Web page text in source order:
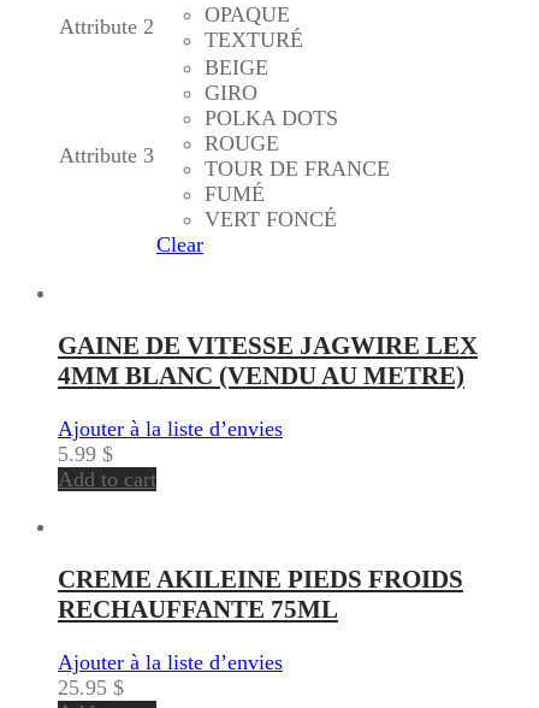
Attribute 2
OPAQUE
TEXTURÉ
Attribute 3
BEIGE
GIRO
POLKA DOTS
ROUGE
TOUR DE FRANCE
FUMÉ
VERT FONCÉ
Clear
GAINE DE VITESSE JAGWIRE LEX
4MM BLANC (VENDU AU METRE)
Ajouter à la liste d’envies
5.99 $
Add to cart
CREME AKILEINE PIEDS FROIDS
RECHAUFFANTE 75ML
Ajouter à la liste d’envies
25.95 $